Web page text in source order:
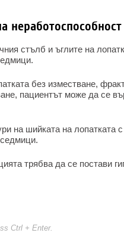
неработоспособност
стълб и ъглите на
без изместване,
пациентът може да се
на шийката на лопатката
трябва да се постави
Ctrl + Enter.